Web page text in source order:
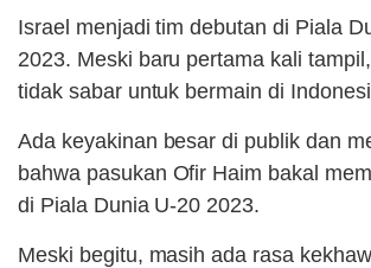
Israel menjadi tim debutan di Piala
2023. Meski baru pertama kali
tidak sabar untuk bermain di
Ada keyakinan besar di publik dan
bahwa pasukan Ofir Haim bakal
di Piala Dunia U-20 2023.
Meski begitu, masih ada rasa